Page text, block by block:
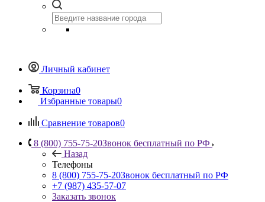
Личный кабинет
Корзина0
Избранные товары0
Сравнение товаров0
8 (800) 755-75-20Звонок бесплатный по РФ
Назад
Телефоны
8 (800) 755-75-20Звонок бесплатный по РФ
+7 (987) 435-57-07
Заказать звонок